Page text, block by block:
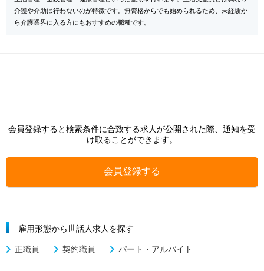
介護や介助は行わないのが特徴です。無資格からでも始められるため、未経験か
ら介護業界に入る方にもおすすめの職種です。
会員登録すると検索条件に合致する求人が公開された際、通知を受
け取ることができます。
会員登録する
雇用形態から世話人求人を探す
正職員 契約職員 パート・アルバイト